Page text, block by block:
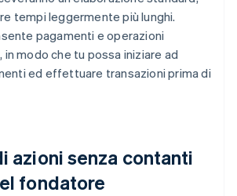
tempi leggermente più lunghi.
pagamenti e operazioni
in modo che tu possa iniziare ad
ed effettuare transazioni prima di
azioni senza contanti
fondatore